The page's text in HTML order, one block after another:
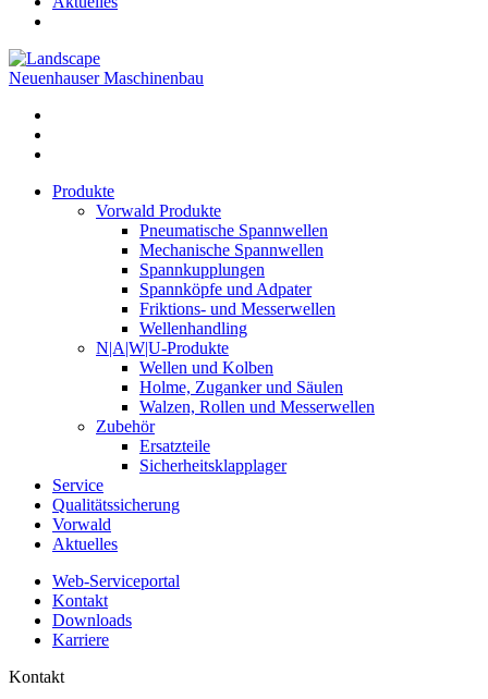
Neuenhauser Maschinenbau
Produkte
Vorwald Produkte
Pneumatische Spannwellen
Mechanische Spannwellen
Spannkupplungen
Spannköpfe und Adpater
Friktions- und Messerwellen
Wellenhandling
N|A|W|U-Produkte
Wellen und Kolben
Holme, Zuganker und Säulen
Walzen, Rollen und Messerwellen
Zubehör
Ersatzteile
Sicherheitsklapplager
Service
Qualitätssicherung
Vorwald
Aktuelles
Web-Serviceportal
Kontakt
Downloads
Karriere
Kontakt